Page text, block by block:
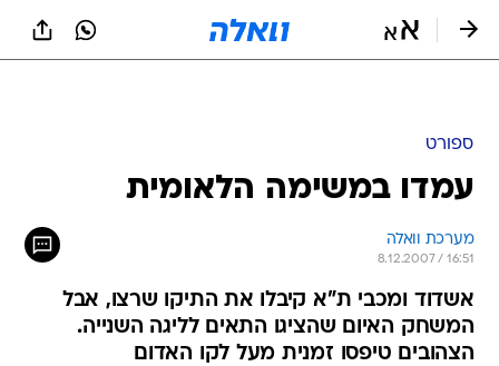
ספורט
עמדו במשימה הלאומית
מערכת וואלה
8.12.2007 / 16:51
אשדוד ומכבי ת"א קיבלו את התיקו שרצו, אבל
המשחק האיום שהציגו התאים לליגה השנייה.
הצהובים טיפסו זמנית מעל לקו האדום